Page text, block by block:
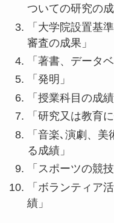
ついての研究の成
「大学院設置基
審査の成果」
「著書、データ
「発明」
「授業科目の成績
「研究又は教育
「音楽､演劇、
る成績」
「スポーツの競
「ボランティア
績」